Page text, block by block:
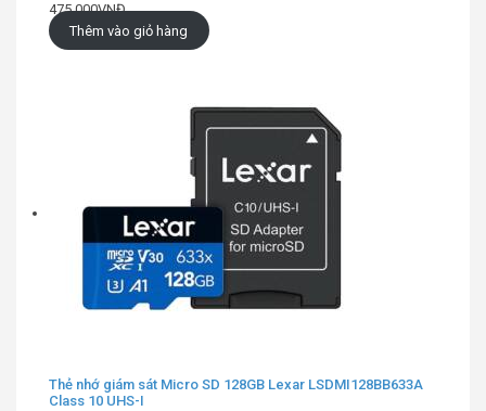
475.000VNĐ.
Thêm vào giỏ hàng
Thẻ nhớ giám sát Micro SD 128GB Lexar LSDMI128BB633A
Class 10 UHS-I